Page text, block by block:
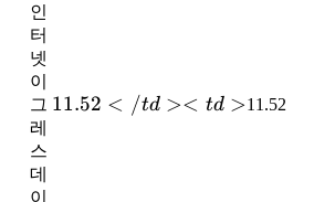
인
터
넷
이
그
레
스
데
이
11.52</td>
11.52 < /td >< td >11.52